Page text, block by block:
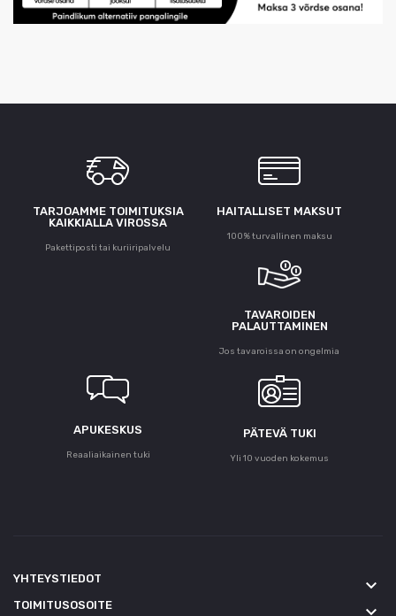
TARJOAMME TOIMITUKSIA
KAIKKIALLA VIROSSA
Pakettiposti tai kuriiripalvelu
HAITALLISET MAKSUT
100% turvallinen maksu
TAVAROIDEN
PALAUTTAMINEN
Jos tavaroissa on ongelmia
APUKESKUS
Reaaliaikainen tuki
PÄTEVÄ TUKI
Yli 10 vuoden kokemus
YHTEYSTIEDOT keyboard_arrow_down
TOIMITUSOSOITE